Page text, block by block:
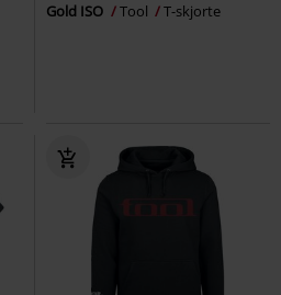
Gold ISO Tool T-skjorte